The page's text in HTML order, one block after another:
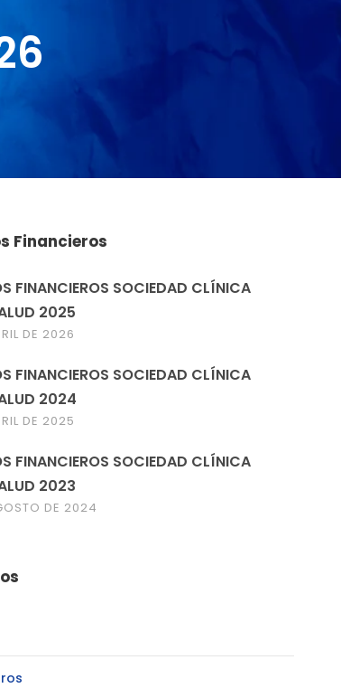
Financieros
FINANCIEROS SOCIEDAD CLÍNICA
2025
DE 2026
FINANCIEROS SOCIEDAD CLÍNICA
2024
DE 2025
FINANCIEROS SOCIEDAD CLÍNICA
2023
DE 2024